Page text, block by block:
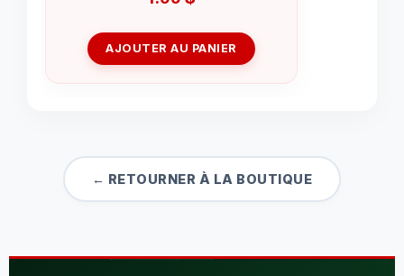
AJOUTER AU PANIER
← RETOURNER À LA BOUTIQUE